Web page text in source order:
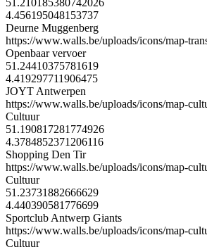
51.210185380742026
4.456195048153737
Deurne Muggenberg
https://www.walls.be/uploads/icons/map-
Openbaar vervoer
51.24410375781619
4.419297711906475
JOYT Antwerpen
https://www.walls.be/uploads/icons/map-
Cultuur
51.190817281774926
4.3784852371206116
Shopping Den Tir
https://www.walls.be/uploads/icons/map-
Cultuur
51.23731882666629
4.440390581776699
Sportclub Antwerp Giants
https://www.walls.be/uploads/icons/map-
Cultuur